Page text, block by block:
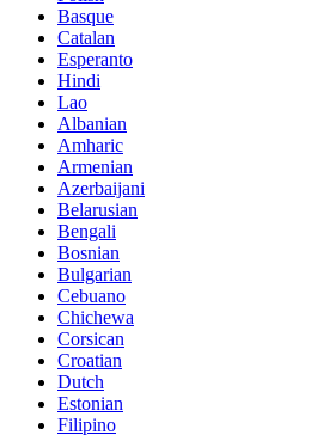
Basque
Catalan
Esperanto
Hindi
Lao
Albanian
Amharic
Armenian
Azerbaijani
Belarusian
Bengali
Bosnian
Bulgarian
Cebuano
Chichewa
Corsican
Croatian
Dutch
Estonian
Filipino